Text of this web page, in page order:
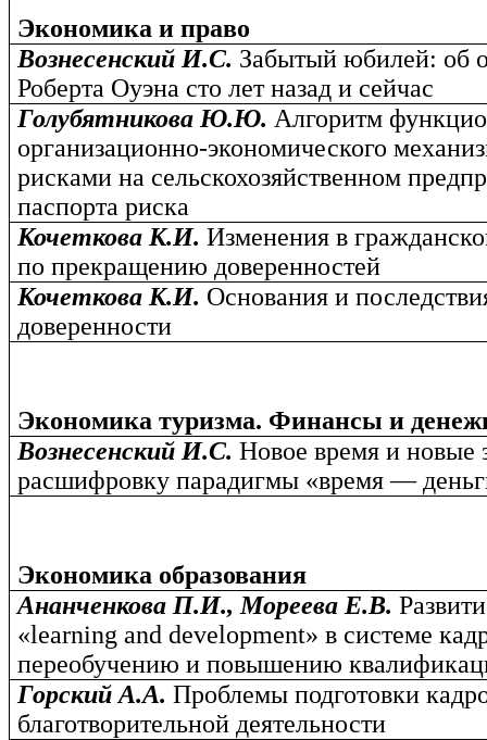
Экономика и право
Вознесенский И.С. Забытый юбилей: об
Роберта Оуэна сто лет назад и сейчас
Голубятникова Ю.Ю. Алгоритм
организационно-экономического
рисками на сельскохозяйственном
паспорта риска
Кочеткова К.И.Изменения в
по прекращению доверенностей
Кочеткова К.И. Основания и
доверенности
Экономика туризма. Финансы и
Вознесенский И.С.Новое время и новые
расшифровку парадигмы «время —
Экономика образования
Ананченкова П.И., Мореева Е.В.
«learning and development» в системе
переобучению и повышению
Горский А.А.Проблемы подготовки
благотворительной деятельности